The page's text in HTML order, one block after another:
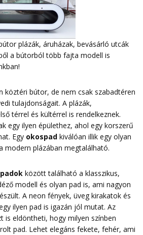
plázák, áruházak, bevásárló utcák
a bútorból több fajta modell is
köztéri bútor, de nem csak szabadtéren
tulajdonságait. A plázák,
térrel és kültérrel is rendelkeznek.
egy ilyen épülethez, ahol egy korszerű
Egy okospad kiválóan illik egy olyan
modern plázában megtalálható.
között található a klasszikus,
modell és olyan pad is, ami nagyon
A neon fények, üveg kirakatok és
ilyen pad is igazán jól mutat. Az
is eldöntheti, hogy milyen színben
pad. Lehet elegáns fekete, fehér, ami